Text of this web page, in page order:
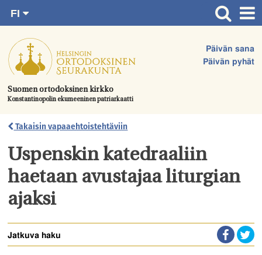
suoraan
sisältöön.
Suomen ortodoksinen kirkko
Konstantinopolin ekumeeninen patriarkaatti
Päivän sana
Päivän pyhät
FI
SV
EN
UA
Etusivu
Ajankohtaista
Juhlat & toimitukset
Kirkot
Apua & tukea
Tule mukaan
Hautausmaa
Takaisin vapaaehtoistehtäviin
Uspenskin katedraaliin
haetaan avustajaa liturgian
ajaksi
Jatkuva haku